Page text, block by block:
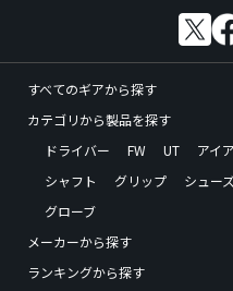
すべてのギアから探す
カテゴリから製品を探す
ドライバー
FW UT アイ
シャフト
グリップ シュー
グローブ
メーカーから探す
ランキングから探す